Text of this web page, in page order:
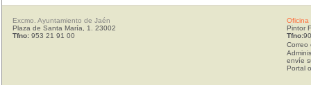
Excmo. Ayuntamiento de Jaén
Plaza de Santa María, 1. 23002
Tfno: 953 21 91 00
Oficina
Pintor
Tfno:
Correo
envíe
Portal